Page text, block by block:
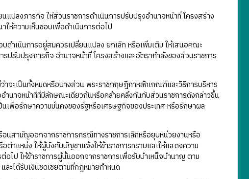
ปลงภารกิจ ให้ส่วนราชการดำเนินการปรับปรุงอำนาจหน้าที่ โครงสร้าง
ให้ความเห็นชอบเพื่อดำเนินการต่อไป
ำเนินการอยู่สมควรเปลี่ยนแปลง ยกเลิก หรือเพิ่มเติม ให้เสนอคณะ
รับปรุงภารกิจ อำนาจหน้าที่ โครงสร้างและอัตรากำลังของส่วนราชการ
จะเป็นทั้งหมดหรือบางส่วน พระราชกฤษฎีกาหลักเกณฑ์และวิธีการบริหาร
นาจหน้าที่ที่มีลักษณะเดียวกันหรือคล้ายคลึงกันกับส่วนราชการดังกล่าวขึ้น
เพื่อรักษาความมั่นคงของรัฐหรือเศรษฐกิจของประเทศ หรือรักษาผล
นสามัญออกจากราชการกรณีทางราชการเลิกหรือยุบหน่วยงานหรือ
ำแหน่ง ให้ผู้บังคับบัญชาแจ้งให้ข้าราชการทราบและให้แสดงความ
ไป ให้ข้าราชการผู้นั้นออกจากราชการเพื่อรับบำเหน็จบำนาญ ตาม
ละได้รับเงินชดเชยตามที่กฎหมายกำหนด